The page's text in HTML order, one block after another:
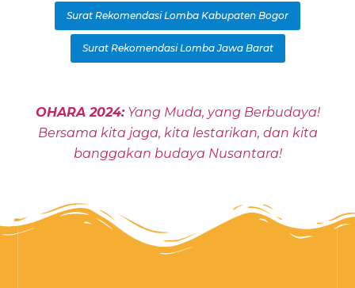
Surat Rekomendasi Lomba Kabupaten Bogor
Surat Rekomendasi Lomba Jawa Barat
OHARA 2024:Yang Muda, yang Berbudaya!
Bersama kita jaga, kita lestarikan, dan kita
banggakan budaya Nusantara!